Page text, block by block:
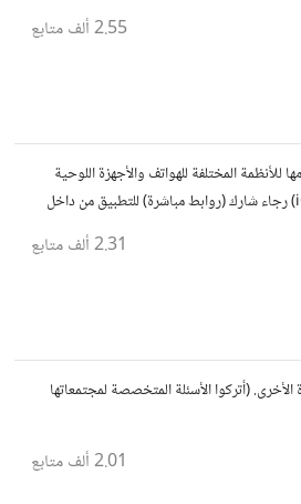
2.55 ألف متابع
المختلفة للهواتف والأجهزة اللوحية
(iOS, Android, W Phone) رجاء شارك (روابط مباشرة) للتطبيق من داخل
تطبيقات أو شرح مطول شاركها كموضوع
2.31 ألف متابع
(أتركوا الأسئلة المتخصصة لمجتمعاتها
2.01 ألف متابع